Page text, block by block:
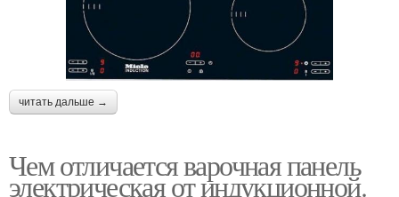
читать дальше →
Чем отличается варочная панель
электрическая от индукционной.